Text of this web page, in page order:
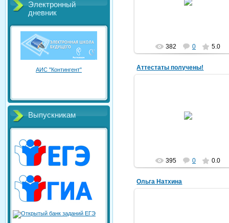
Электронный
дневник
АИС "Контингент"
Выпускникам
382 0 5.0
Аттестаты получены!
395 0 0.0
Ольга Натхина